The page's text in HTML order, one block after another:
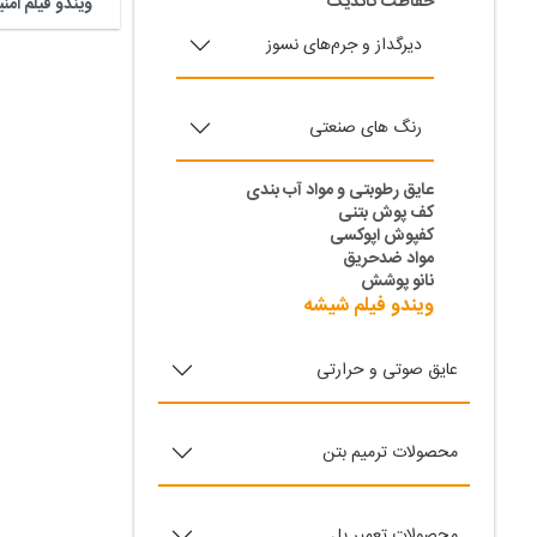
دیرگداز و جرم‌های نسوز
رنگ های صنعتی
عایق رطوبتی و مواد آب بندی
کف پوش بتنی
کفپوش اپوکسی
مواد ضدحریق
نانو پوشش
ویندو فیلم شیشه
عایق صوتی و حرارتی
محصولات ترمیم بتن